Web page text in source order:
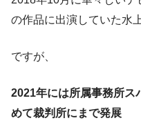
の作品に出演していた水
ですが、
2021年には所属事務所ス
めて裁判所にまで発展